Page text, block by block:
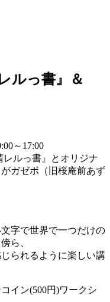
ルっ書』＆
～17:00
ルっ書』とオリジナ
ガゼボ（旧桜庵前あず
字で世界で一つだけの
ら、
られるように楽しい講
イン(500円)ワークシ